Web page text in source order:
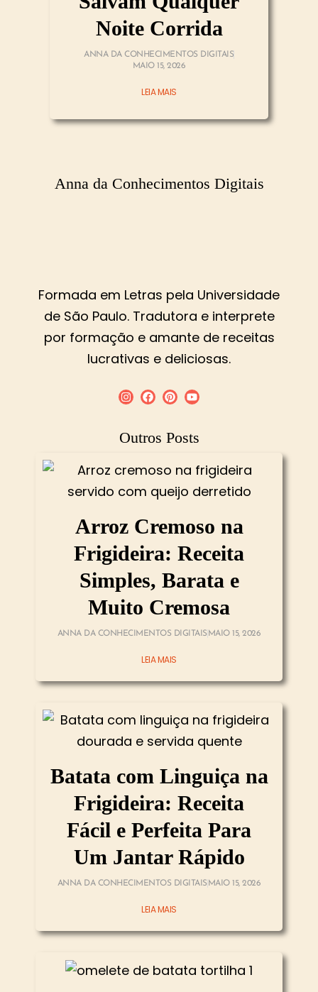
Noite Corrida
ANNA DA CONHECIMENTOS DIGITAIS
MAIO 15, 2026
LEIA MAIS
Anna da Conhecimentos Digitais
Formada em Letras pela Universidade
de São Paulo. Tradutora e interprete
por formação e amante de receitas
lucrativas e deliciosas.
Outros Posts
Arroz Cremoso na
Frigideira: Receita
Simples, Barata e
Muito Cremosa
ANNA DA CONHECIMENTOS DIGITAIS MAIO 15, 2026
LEIA MAIS
Batata com Linguiça na
Frigideira: Receita
Fácil e Perfeita Para
Um Jantar Rápido
ANNA DA CONHECIMENTOS DIGITAIS MAIO 15, 2026
LEIA MAIS